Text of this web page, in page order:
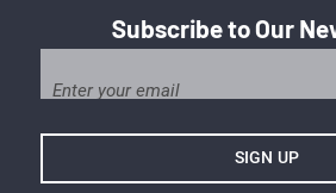
Subscribe to Our